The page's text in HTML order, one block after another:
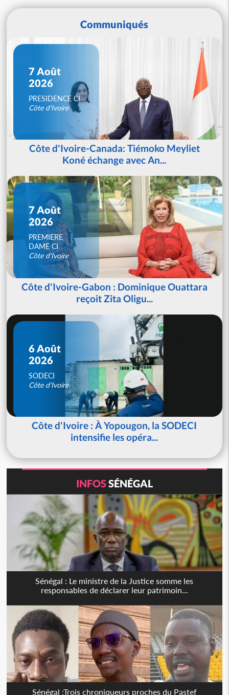
Communiqués
7 Août
2026
PRESIDENCE CI
Côte d'Ivoire
Côte d'Ivoire-Canada: Tiémoko Meyliet
Koné échange avec An...
7 Août
2026
PREMIERE
DAME CI
Côte d'Ivoire
Côte d'Ivoire-Gabon : Dominique Ouattara
reçoit Zita Oligu...
6 Août
2026
SODECI
Côte d'Ivoire
Côte d'Ivoire : À Yopougon, la SODECI
intensifie les opéra...
INFOSSÉNÉGAL
Sénégal : Le ministre de la Justice somme les
responsables de déclarer leur patrimoin...
Sénégal :Trois chroniqueurs proches du Pastef